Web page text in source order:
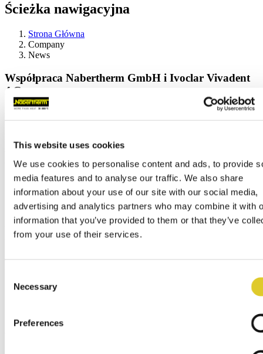
This website uses cookies
We use cookies to personalise content and ads, to provide
media features and to analyse our traffic. We also share
information about your use of our site with our social media,
advertising and analytics partners who may combine it with
information that you’ve provided to them or that they’ve
from your use of their services.
Selection
Necessary
Preferences
Ścieżka nawigacyjna
Strona Główna
Company
News
Współpraca Nabertherm GmbH i Ivoclar Vivadent
AG
spiekalniczego LHT 02/17 LB Speed i tlenku
cyrkonu IPS e.max ZirCAD Prime i IPS e.max
ZirCAD Prime Esthetic
Nabertherm i Ivoclar ogłaszają nową współpracę. W ramach tej
współpracy i po przeprowadzeniu intensywnych testów
opracowano i zweryfikowano programy spiekania dla
02/17 LB Speed, które są optymalnie dostosowane do materiałów z
Dzięki walidacji programów obie firmy gwarantują maksymalne
laboratoria dentystyczne i technicy dentystyczni zyskują precyzyjnie